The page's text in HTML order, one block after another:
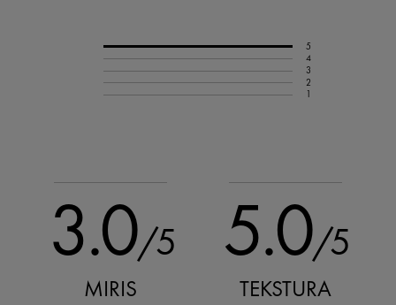
5
4
3
2
1
3.0/5
MIRIS
5.0/5
TEKSTURA